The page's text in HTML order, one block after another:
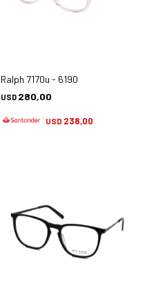
Ralph 7170u - 6190
USD 280,00
USD 238,00